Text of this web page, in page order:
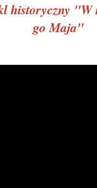
historyczny "W
go Maja"